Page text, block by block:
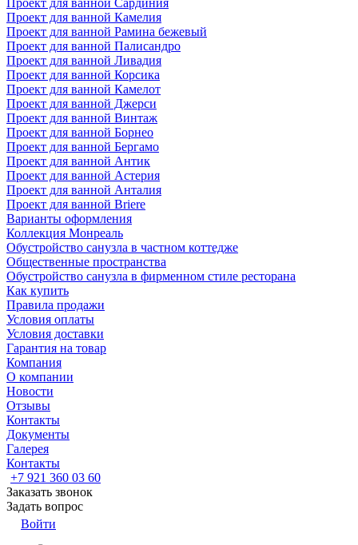
Проект для ванной Сардиния
Проект для ванной Камелия
Проект для ванной Рамина бежевый
Проект для ванной Палисандро
Проект для ванной Ливадия
Проект для ванной Корсика
Проект для ванной Камелот
Проект для ванной Джерси
Проект для ванной Винтаж
Проект для ванной Борнео
Проект для ванной Бергамо
Проект для ванной Антик
Проект для ванной Астерия
Проект для ванной Анталия
Проект для ванной Briere
Варианты оформления
Коллекция Монреаль
Обустройство санузла в частном коттедже
Общественные пространства
Обустройство санузла в фирменном стиле ресторана
Как купить
Правила продажи
Условия оплаты
Условия доставки
Гарантия на товар
Компания
О компании
Новости
Отзывы
Контакты
Документы
Галерея
Контакты
+7 921 360 03 60
Заказать звонок
Задать вопрос
Войти